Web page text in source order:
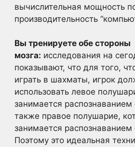
вычислительная мощность
производительность
Вы тренируете обе стороны
мозга: исследования на
показывают, что для того,
играть в шахматы, игрок
использовать левое
занимается распознаванием
также правое полушарие,
занимается распознаванием
Поэтому это идеальная